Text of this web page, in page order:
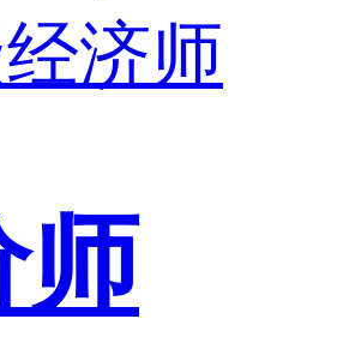
济师
师